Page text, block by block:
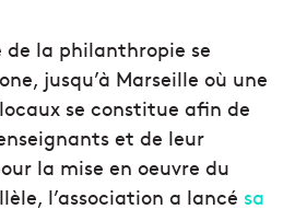
de la philanthropie se
jusqu’à Marseille où une
se constitue afin de
et de leur
la mise en oeuvre du
l’association a lancé sa